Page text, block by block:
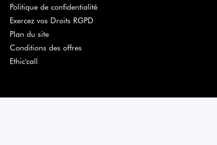
Politique de confidentialité
Exercez vos Droits RGPD
Plan du site
Conditions des offres
Ethic'call